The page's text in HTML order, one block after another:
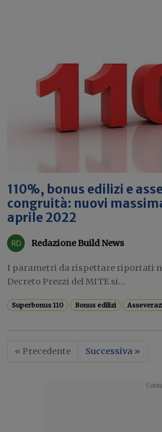
110%, bonus edilizi e
congruità: nuovi
aprile 2022
Redazione Build News
I parametri da rispettare riportati
Decreto Prezzi del MITE si...
Superbonus 110 Bonus edilizi
« Precedente Successiva »